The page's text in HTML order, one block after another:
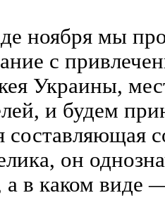
ноября мы
с
Украины,
и будем
составляющая
он
а в каком виде